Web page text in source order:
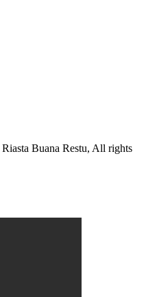
Buana Restu, All rights